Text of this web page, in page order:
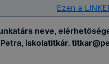
Ezen a
neve,
iskolatitkár.